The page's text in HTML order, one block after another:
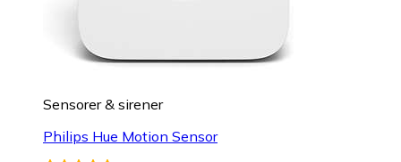
Sensorer & sirener
Philips Hue Motion Sensor